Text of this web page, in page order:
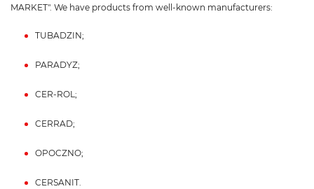
MARKET". We have products from well-known manufacturers:
TUBADZIN;
PARADYZ;
CER-ROL;
CERRAD;
OPOCZNO;
CERSANIT.